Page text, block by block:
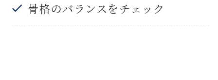
骨格のバランスをチェック